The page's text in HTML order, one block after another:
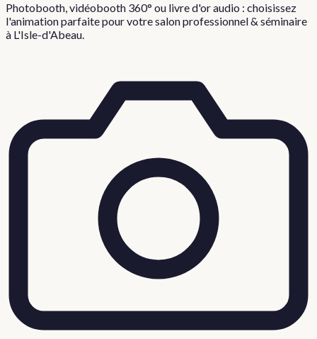
Photobooth, vidéobooth 360° ou livre d'or audio : choisissez
l'animation parfaite pour votresalon professionnel & séminaire
à L'Isle-d'Abeau.